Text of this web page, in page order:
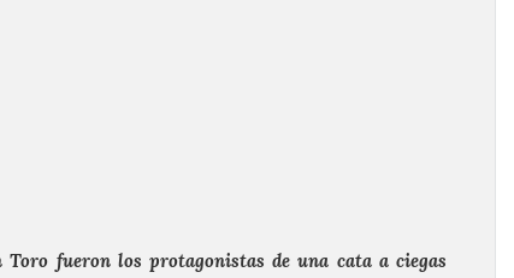
fueron los protagonistas de una cata a ciegas